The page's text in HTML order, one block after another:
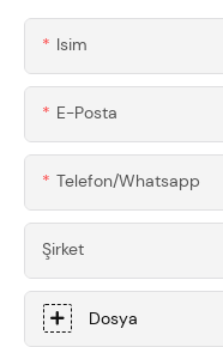
Isim
E-Posta
Telefon/whatsapp
Şirket
Dosya